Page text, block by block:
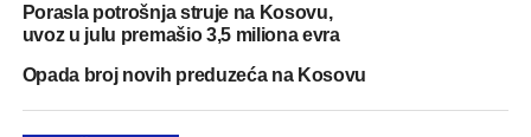
Porasla potrošnja struje na Kosovu,
uvoz u julu premašio 3,5 miliona evra
Opada broj novih preduzeća na Kosovu